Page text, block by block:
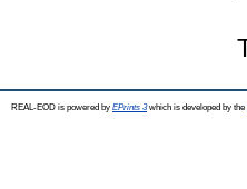
REAL-EOD is powered by EPrints 3which is developed by the